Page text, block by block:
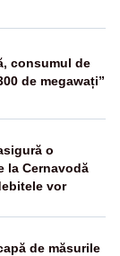
consumul de
de megawați”
o
la Cernavodă
vor
de măsurile